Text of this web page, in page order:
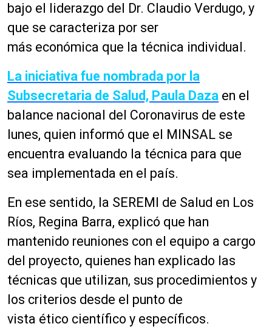
bajo el liderazgo del Dr. Claudio Verdugo, y
que se caracteriza por ser
más económica que la técnica individual.
La iniciativa fue nombrada por la
Subsecretaria de Salud, Paula Daza en el
balance nacional del Coronavirus de este
lunes, quien informó que el MINSAL se
encuentra evaluando la técnica para que
sea implementada en el país.
En ese sentido, la SEREMI de Salud en Los
Ríos, Regina Barra, explicó que han
mantenido reuniones con el equipo a cargo
del proyecto, quienes han explicado las
técnicas que utilizan, sus procedimientos y
los criterios desde el punto de
vista ético científico y específicos.